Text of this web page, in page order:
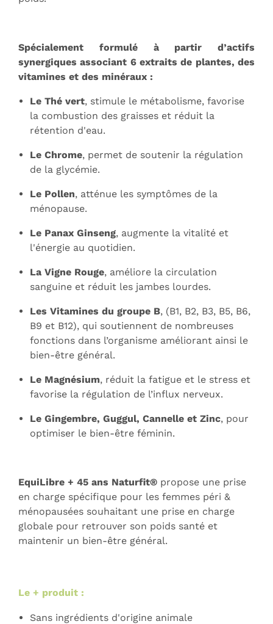
Spécialement formulé à partir d’actifs
synergiques associant 6 extraits de plantes, des
vitamines et des minéraux :
Le Thé vert, stimule le métabolisme, favorise
la combustion des graisses et réduit la
rétention d'eau.
Le Chrome, permet de soutenir la régulation
de la glycémie.
Le Pollen, atténue les symptômes de la
ménopause.
Le Panax Ginseng, augmente la vitalité et
l'énergie au quotidien.
La Vigne Rouge, améliore la circulation
sanguine et réduit les jambes lourdes.
Les Vitamines du groupe B, (B1, B2, B3, B5, B6,
B9 et B12), qui soutiennent de nombreuses
fonctions dans l’organisme améliorant ainsi le
bien-être général.
Le Magnésium, réduit la fatigue et le stress et
favorise la régulation de l’influx nerveux.
Le Gingembre, Guggul, Cannelle et Zinc, pour
optimiser le bien-être féminin.
EquiLibre + 45 ans Naturfit® propose une prise
en charge spécifique pour les femmes péri &
ménopausées souhaitant une prise en charge
globale pour retrouver son poids santé et
maintenir un bien-être général.
Le + produit :
Sans ingrédients d'origine animale